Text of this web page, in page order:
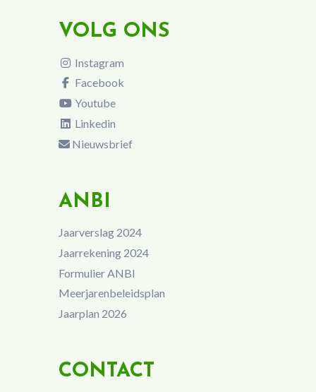
VOLG ONS
Instagram
Facebook
Youtube
Linkedin
Nieuwsbrief
ANBI
Jaarverslag 2024
Jaarrekening 2024
Formulier ANBI
Meerjarenbeleidsplan
Jaarplan 2026
CONTACT